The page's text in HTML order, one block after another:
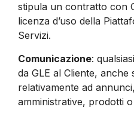
stipula un contratto con
licenza d’uso della
Servizi.
Comunicazione:
da GLE al Cliente,
relativamente ad
amministrative, prodotti